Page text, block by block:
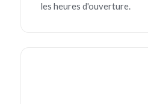
les heures d'ouverture.